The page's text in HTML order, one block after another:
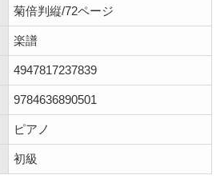
菊倍判縦/72ページ
楽譜
4947817237839
9784636890501
ピアノ
初級